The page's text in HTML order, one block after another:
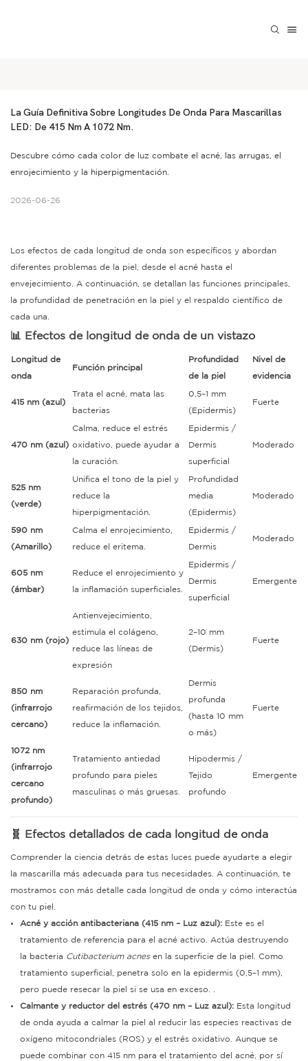
La Guía Definitiva Sobre Longitudes De Onda Para Mascarillas
LED: De 415 Nm A 1072 Nm.
Descubre cómo cada color de luz combate el acné, las arrugas, el
enrojecimiento y la hiperpigmentación.
2026-06-26
Los efectos de cada longitud de onda son específicos y abordan
diferentes problemas de la piel, desde el acné hasta el
envejecimiento. A continuación, se detallan las funciones principales,
la profundidad de penetración en la piel y el respaldo científico de
cada una.
📊 Efectos de longitud de onda de un vistazo
Longitud de
onda
Función principal
Profundidad
de la piel
Nivel de
evidencia
415 nm (azul)
Trata el acné, mata las
bacterias
0,5–1 mm
(Epidermis)
Fuerte
470 nm (azul)
Calma, reduce el estrés
oxidativo, puede ayudar a
la curación.
Epidermis /
Dermis
superficial
Moderado
525 nm
(verde)
Unifica el tono de la piel y
reduce la
hiperpigmentación.
Profundidad
media
(Epidermis)
Moderado
590 nm
(Amarillo)
Calma el enrojecimiento,
reduce el eritema.
Epidermis /
Dermis
Moderado
605 nm
(ámbar)
Reduce el enrojecimiento y
la inflamación superficiales.
Epidermis /
Dermis
superficial
Emergente
630 nm (rojo)
Antienvejecimiento,
estimula el colágeno,
reduce las líneas de
expresión
2–10 mm
(Dermis)
Fuerte
850 nm
(infrarrojo
cercano)
Reparación profunda,
reafirmación de los tejidos,
reduce la inflamación.
Dermis
profunda
(hasta 10 mm
o más)
Fuerte
1072 nm
(infrarrojo
cercano
profundo)
Tratamiento antiedad
profundo para pieles
masculinas o más gruesas.
Hipodermis /
Tejido
profundo
Emergente
🧬 Efectos detallados de cada longitud de onda
Comprender la ciencia detrás de estas luces puede ayudarte a elegir
la mascarilla más adecuada para tus necesidades. A continuación, te
mostramos con más detalle cada longitud de onda y cómo interactúa
con tu piel.
Acné y acción antibacteriana (415 nm – Luz azul): Este es el
tratamiento de referencia para el acné activo. Actúa destruyendo
la bacteria Cutibacterium acnesen la superficie de la piel. Como
tratamiento superficial, penetra solo en la epidermis (0,5–1 mm),
pero puede resecar la piel si se usa en exceso. .
Calmante y reductor del estrés (470 nm – Luz azul): Esta longitud
de onda ayuda a calmar la piel al reducir las especies reactivas de
oxígeno mitocondriales (ROS) y el estrés oxidativo. Aunque se
puede combinar con 415 nm para el tratamiento del acné, por sí